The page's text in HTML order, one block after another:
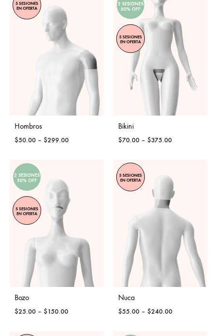
5 SESIONES
EN OFERTA
Hombros
$50.00 – $299.00Price
2 SESIONES
50% OFF
5 SESIONES
EN OFERTA
Bikini
$70.00 – $375.00Price
$375.00
2 SESIONES
50% OFF
5 SESIONES
EN OFERTA
Bozo
$25.00 – $150.00Price
5 SESIONES
EN OFERTA
Nuca
$55.00 – $240.00Price